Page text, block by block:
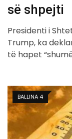
së shpejti
Presidenti i
Trump, ka
të hapet
BALLINA 4